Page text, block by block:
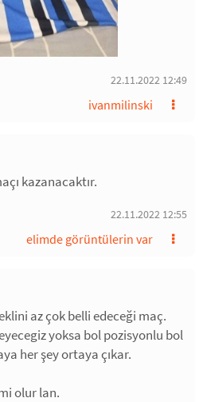
22.11.2022 12:49
ivanmilinski
kazanacaktır.
22.11.2022 12:55
elimde görüntülerin var
az çok belli edeceği maç.
yoksa bol pozisyonlu bol
her şey ortaya çıkar.
olur lan.